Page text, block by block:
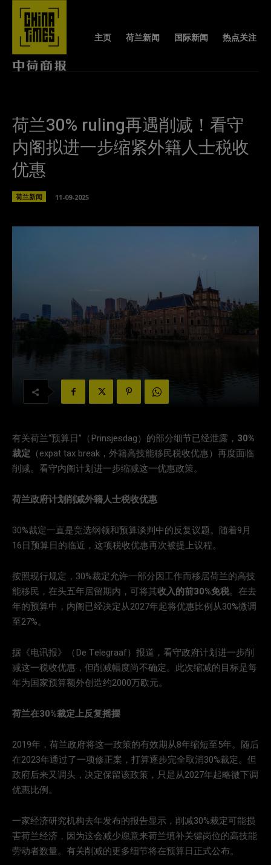
主页 荷兰新闻 国际新闻 热点关注
荷兰30% ruling再遇削减！看守
内阁拟进一步缩紧外籍人士税收
优惠
荷兰新闻 11-09-2025
有关荷兰“预算日”（Prinsjesdag）的部分细节已经泄露， 30%
裁定 （expat tax break，外籍高技能移民税收优惠）再度面临
削减。看守内阁计划进一步缩减这一优惠政策。
荷兰政府计划削减外籍人士税收优惠
30%裁定一直是竞选纲领和预算谈判中的反复议题。随着9月
16日预算日的临近，这项税收优惠再次被提上议程。
按照现行规定，30%裁定允许一部分因工作而移居荷兰的高技
能移民，在头五年居留期内，可将其收入的前30%免税。在去
年的预算中，内阁已经决定从2027年起将优惠比例从30%微调
至27%。
据《电讯报》（De Telegraaf）报道，看守政府计划进一步削
减这一税收优惠，但削减幅度尚不确定。此次缩减的目标是每
年为国家预算额外创造约2000万欧元。
荷兰在30%裁定上反复摇摆
2019年，荷兰政府将这一政策的有效期从8年缩短至5年。随后
在2023年通过了一项修正案，打算逐步完全取消30%裁定。但
政府后来又调头，决定保留该政策，只是从2027年起略微下调
优惠比例。
一家经济研究机构去年发布的报告显示，削减30%裁定可能损
害荷兰经济，因为这会减少愿意来荷兰填补关键岗位的高技能
劳动者数量。有关削减的更多细节将在预算日正式公布。